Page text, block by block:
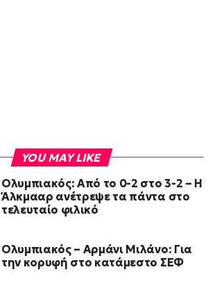
YOU MAY LIKE
Ολυμπιακός: Από το 0-2 στο 3-2 – Η
Άλκμααρ ανέτρεψε τα πάντα στο
τελευταίο φιλικό
Ολυμπιακός – Αρμάνι Μιλάνο: Για
την κορυφή στο κατάμεστο ΣΕΦ